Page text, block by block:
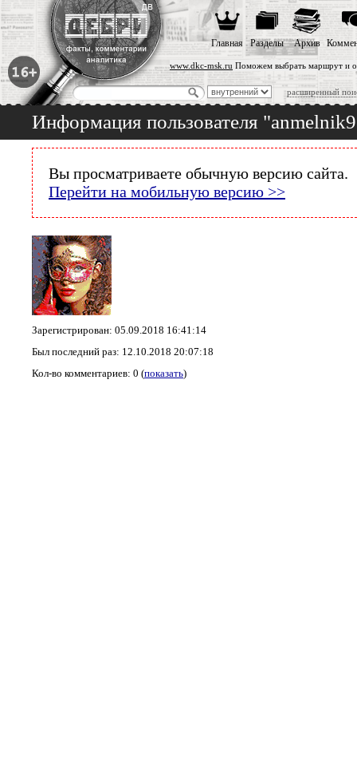
www.dkc-msk.ru Поможем выбрать маршрут и
расширенный
Главная Разделы Архив
Информация пользователя
Вы просматриваете обычную версию сайта.
Перейти на мобильную версию >>
Зарегистрирован: 05.09.2018 16:41:14
Был последний раз: 12.10.2018 20:07:18
Кол-во комментариев: 0 (показать)